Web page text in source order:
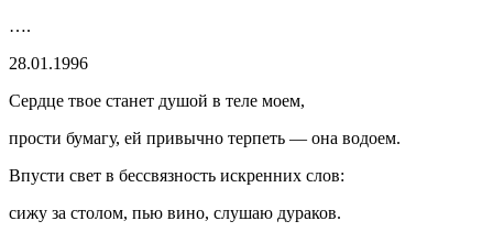
….
28.01.1996
Сердце твое станет душой в теле моем,
прости бумагу, ей привычно терпеть — она водоем.
Впусти свет в бессвязность искренних слов:
сижу за столом, пью вино, слушаю дураков.